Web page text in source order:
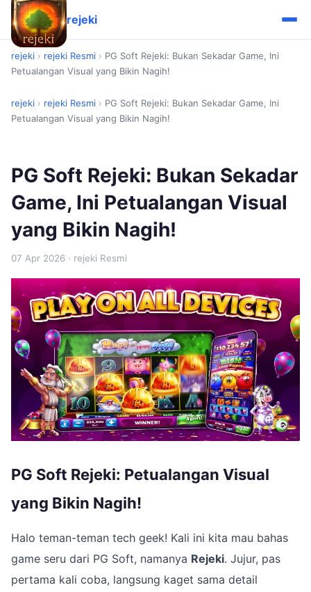
rejeki
rejeki › rejeki Resmi › PG Soft Rejeki: Bukan Sekadar Game, Ini
Petualangan Visual yang Bikin Nagih!
rejeki › rejeki Resmi › PG Soft Rejeki: Bukan Sekadar Game, Ini
Petualangan Visual yang Bikin Nagih!
PG Soft Rejeki: Bukan Sekadar
Game, Ini Petualangan Visual
yang Bikin Nagih!
07 Apr 2026 · rejeki Resmi
PG Soft Rejeki: Petualangan Visual
yang Bikin Nagih!
Halo teman-teman tech geek! Kali ini kita mau bahas
game seru dari PG Soft, namanya Rejeki. Jujur, pas
pertama kali coba, langsung kaget sama detail